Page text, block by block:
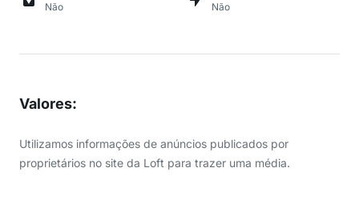
Não
Não
Valores:
Utilizamos informações de anúncios publicados por
proprietários no site da Loft para trazer uma média.